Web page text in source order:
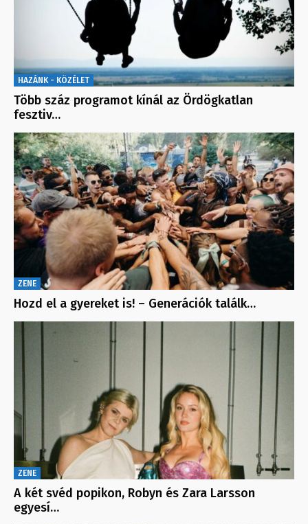
HAZÁNK - KÖZÉLET
Több száz programot kínál az Ördögkatlan
fesztiv…
ZENE
Hozd el a gyereket is! – Generációk találk…
ZENE
A két svéd popikon, Robyn és Zara Larsson
egyesí…